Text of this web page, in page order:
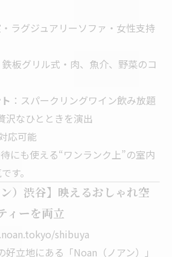
・ラグジュアリーソファ・女性支持
鉄板グリル式・肉、魚介、野菜のコ
：スパークリングワイン飲み放題
沢なひとときを演出
応可能
にも使える“ワンランク上”の室内
す。
）渋谷】映えるおしゃれ空
ィーを両立
shibuya
立地にある「Noan（ノアン）」